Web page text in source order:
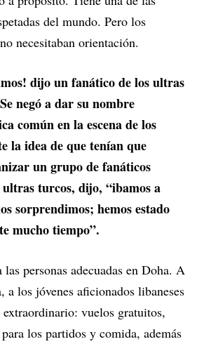
del mundo. Pero los
necesitaban orientación.
dijo un fanático de los ultras
negó a dar su nombre
común en la escena de los
la idea de que tenían que
un grupo de fanáticos
turcos, dijo, “ibamos a
sorprendimos; hemos estado
mucho tiempo”.
personas adecuadas en Doha. A
a los jóvenes aficionados libaneses
vuelos gratuitos,
los partidos y comida, además